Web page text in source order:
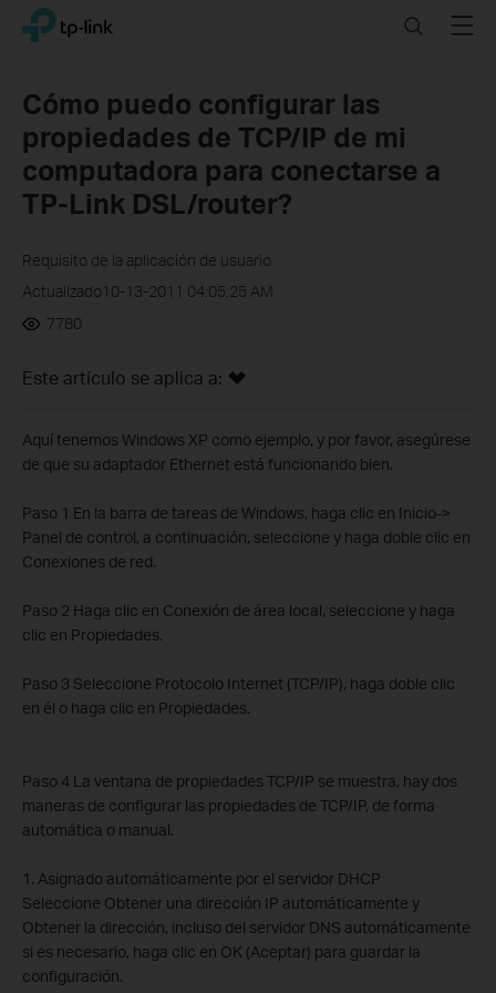
Click
navigation
TP-Link, Reliably Smart SearchMenu
Cómo puedo configurar las
propiedades de TCP/IP de mi
computadora para conectarse a
TP-Link DSL/router?
Requisito de la aplicación de usuario
Actualizado10-13-2011 04:05:25 AM
7780
Este artículo se aplica a:
Aquí tenemos Windows XP como ejemplo, y por favor, asegúrese
de que su adaptador Ethernet está funcionando bien.
Paso 1 En la barra de tareas de Windows, haga clic en Inicio->
Panel de control, a continuación, seleccione y haga doble clic en
Conexiones de red.
Paso 2 Haga clic en Conexión de área local, seleccione y haga
clic en Propiedades.
Paso 3 Seleccione Protocolo Internet (TCP/IP), haga doble clic
en él o haga clic en Propiedades.
Paso 4 La ventana de propiedades TCP/IP se muestra, hay dos
maneras de configurar las propiedades de TCP/IP, de forma
automática o manual.
1. Asignado automáticamente por el servidor DHCP
Seleccione Obtener una dirección IP automáticamente y
Obtener la dirección, incluso del servidor DNS automáticamente
si es necesario, haga clic en OK (Aceptar) para guardar la
configuración.